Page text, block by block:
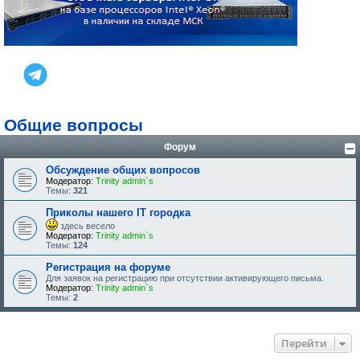
Общие вопросы
Форум
Обсуждение общих вопросов
Модератор: Trinity admin`s
Темы: 321
Приколы нашего IT городка
здесь весело
Модератор: Trinity admin`s
Темы: 124
Регистрация на форуме
Для заявок на регистрацию при отсутствии активирующего письма.
Модератор: Trinity admin`s
Темы: 2
Перейти